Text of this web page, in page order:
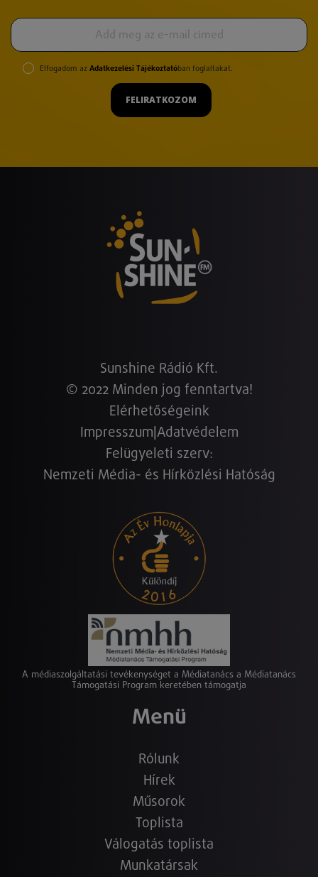
Elfogadom az Adatkezelési Tájékoztatóban foglaltakat.
FELIRATKOZOM
Sunshine Rádió Kft.
© 2022 Minden jog fenntartva!
Elérhetőségeink
Impresszum Adatvédelem
Felügyeleti szerv:
Nemzeti Média- és Hírközlési Hatóság
A médiaszolgáltatási tevékenységet a Médiatanács a Médiatanács
Támogatási Program keretében támogatja
Menü
Rólunk
Hírek
Műsorok
Toplista
Válogatás toplista
Munkatársak